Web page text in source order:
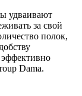
удваивают
за свой
полок,
эффективно
Dama.